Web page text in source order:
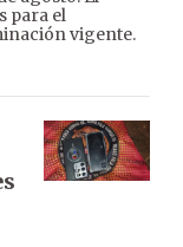
para el
vigente.